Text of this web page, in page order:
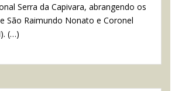
Serra da Capivara, abrangendo os
São Raimundo Nonato e Coronel
(…)